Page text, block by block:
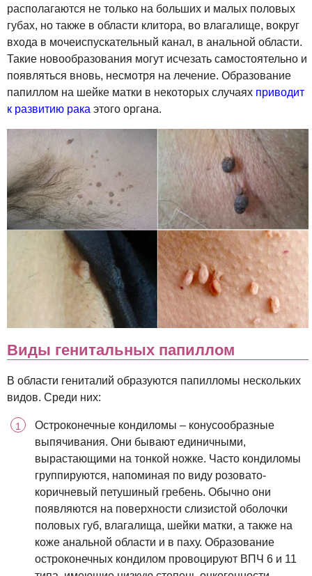
располагаются не только на больших и малых половых
губах, но также в области клитора, во влагалище, вокруг
входа в мочеиспускательный канал, в анальной области.
Такие новообразования могут исчезать самостоятельно и
появляться вновь, несмотря на лечение. Образование
папиллом на шейке матки в некоторых случаях приводит
к развитию рака этого органа.
Виды генитальных папиллом
В области гениталий образуются папилломы нескольких
видов. Среди них:
Остроконечные кондиломы – конусообразные
выпячивания. Они бывают единичными,
вырастающими на тонкой ножке. Часто кондиломы
группируются, напоминая по виду розовато-
коричневый петушиный гребень. Обычно они
появляются на поверхности слизистой оболочки
половых губ, влагалища, шейки матки, а также на
коже анальной области и в паху. Образование
остроконечных кондилом провоцируют ВПЧ 6 и 11